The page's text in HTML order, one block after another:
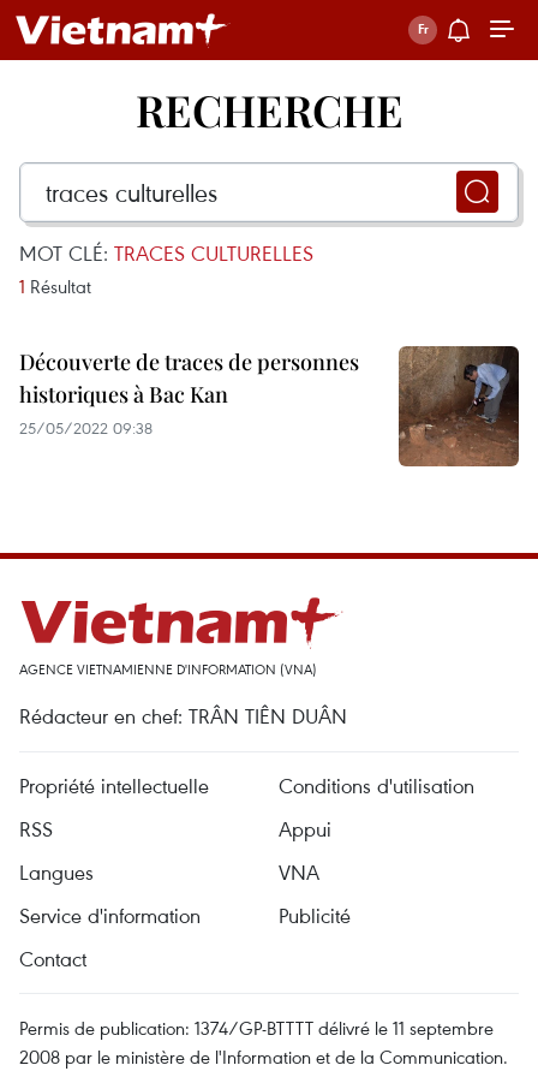
RECHERCHE
MOT CLÉ: TRACES CULTURELLES
1 Résultat
Découverte de traces de personnes
historiques à Bac Kan
25/05/2022 09:38
AGENCE VIETNAMIENNE D'INFORMATION (VNA)
Rédacteur en chef: TRÂN TIÊN DUÂN
Propriété intellectuelle
Conditions d'utilisation
RSS
Appui
Langues
VNA
Service d'information
Publicité
Contact
Permis de publication: 1374/GP-BTTTT délivré le 11 septembre
2008 par le ministère de l'Information et de la Communication.